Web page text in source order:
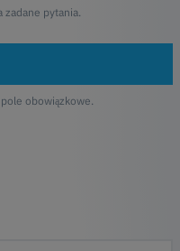
pytania.
obowiązkowe.